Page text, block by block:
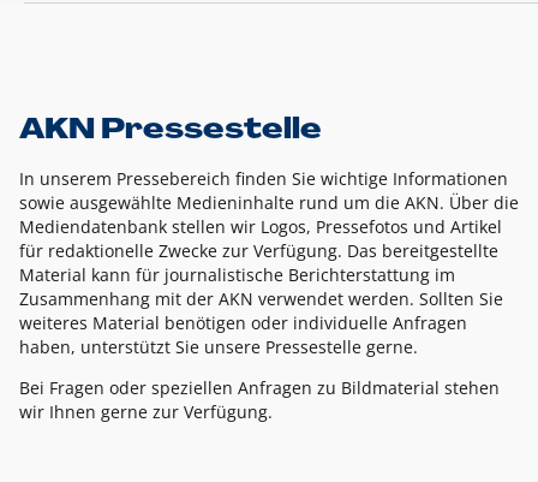
AKN Pressestelle
In unserem Pressebereich finden Sie wichtige Informationen
sowie ausgewählte Medieninhalte rund um die AKN. Über die
Mediendatenbank stellen wir Logos, Pressefotos und Artikel
für redaktionelle Zwecke zur Verfügung. Das bereitgestellte
Material kann für journalistische Berichterstattung im
Zusammenhang mit der AKN verwendet werden. Sollten Sie
weiteres Material benötigen oder individuelle Anfragen
haben, unterstützt Sie unsere Pressestelle gerne.
Bei Fragen oder speziellen Anfragen zu Bildmaterial stehen
wir Ihnen gerne zur Verfügung.